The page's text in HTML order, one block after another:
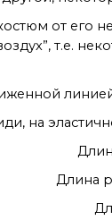
от его
т.е.
на
Длина